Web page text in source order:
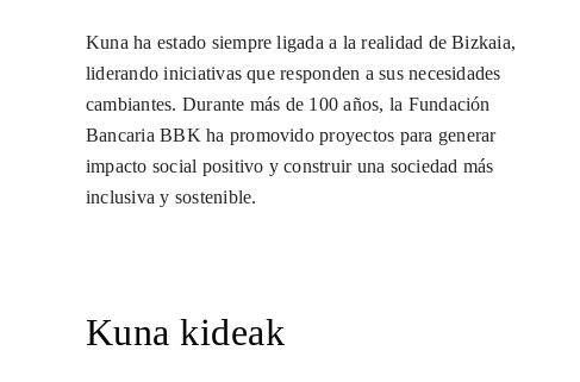
Kuna ha estado siempre ligada a la realidad de Bizkaia,
liderando iniciativas que responden a sus necesidades
cambiantes. Durante más de 100 años, la Fundación
Bancaria BBK ha promovido proyectos para generar
impacto social positivo y construir una sociedad más
inclusiva y sostenible.
Kuna kideak